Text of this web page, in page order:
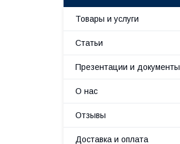
Товары и услуги
Статьи
Презентации и документы
О нас
Отзывы
Доставка и оплата